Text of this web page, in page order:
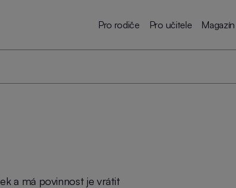
Pro rodiče Pro učitele Magazín
a má povinnost je vrátit